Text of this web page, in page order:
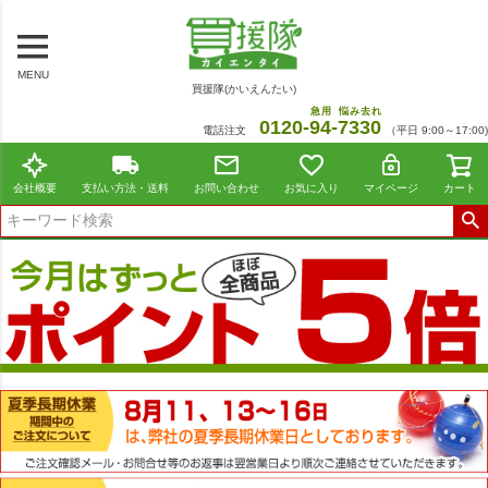
MENU
買援隊(かいえんたい)
電話注文 0120-94
急用
-7330
悩み去れ
（平日 9:00～17:00)
会社概要 支払い方法・送料 お問い合わせ お気に入り マイページ カート